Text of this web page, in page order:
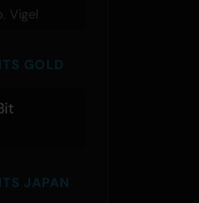
Vigel
GOLD
JAPAN